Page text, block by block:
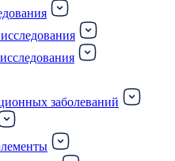
заболеваний